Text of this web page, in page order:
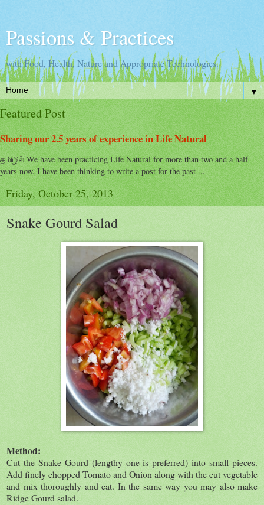
Passions & Practices
with Food, Health, Nature and Appropriate Technologies.
▼
Featured Post
Sharing our 2.5 years of experience in Life Natural
தமிழில் We have been practicing Life Natural for more than two and a half
years now. I have been thinking to write a post for the past ...
Friday, October 25, 2013
Snake Gourd Salad
Method:
Cut the Snake Gourd (lengthy one is preferred) into small pieces.
Add finely chopped Tomato and Onion along with the cut vegetable
and mix thoroughly and eat. In the same way you may also make
Ridge Gourd salad.